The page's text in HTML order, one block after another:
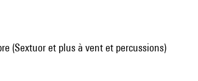
(Sextuor et plus à vent et percussions)